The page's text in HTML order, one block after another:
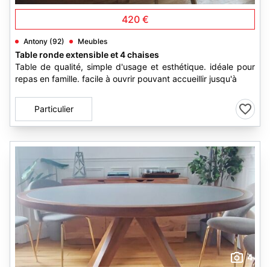
420 €
Antony (92) Meubles
Table ronde extensible et 4 chaises
Table de qualité, simple d'usage et esthétique. idéale pour
repas en famille. facile à ouvrir pouvant accueillir jusqu'à
Particulier
4